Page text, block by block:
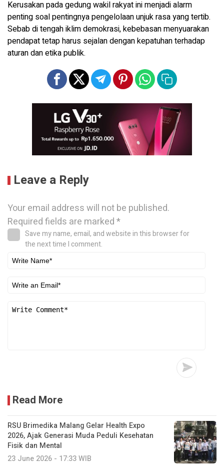
Kerusakan pada gedung wakil rakyat ini menjadi alarm
penting soal pentingnya pengelolaan unjuk rasa yang tertib.
Sebab di tengah iklim demokrasi, kebebasan menyuarakan
pendapat tetap harus sejalan dengan kepatuhan terhadap
aturan dan etika publik.
Leave a Reply
Your email address will not be published.
Required fields are marked*
Save my name, email, and website in this browser for
the next time I comment.
Read More
RSU Brimedika Malang Gelar Health Expo
2026, Ajak Generasi Muda Peduli Kesehatan
Fisik dan Mental
23 June 2026 - 17:33 WIB